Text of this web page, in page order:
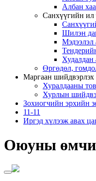
Албан
Санхүүгийн ил
Шилэн
Мэдээлэл
Худалдан
Өргөдөл,
Маргаан шийдвэрлэх
Хуралдааны тов
Хурлын
Зохиогчийн эрхийн
11-11
Иргэд хүлээж авах
Оюуны